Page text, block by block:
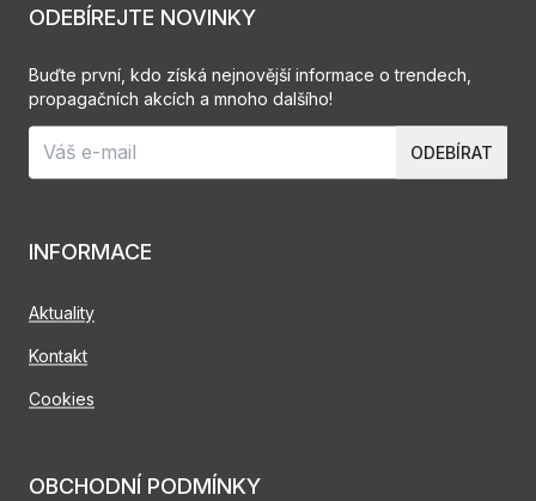
INFORMACE
Aktuality
Kontakt
Cookies
OBCHODNÍ PODMÍNKY
ODEBÍREJTE NOVINKY
Buďte první, kdo získá nejnovější informace o trendech,
propagačních akcích a mnoho dalšího!
ODEBÍRAT